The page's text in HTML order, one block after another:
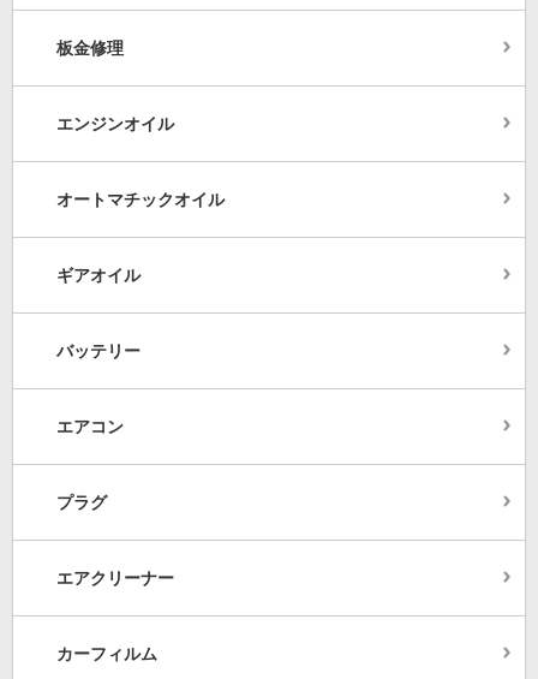
板金修理
エンジンオイル
オートマチックオイル
ギアオイル
バッテリー
エアコン
プラグ
エアクリーナー
カーフィルム